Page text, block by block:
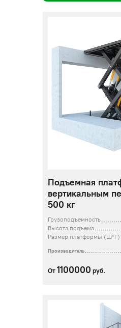
Подъемная
вертикальным
500 кг
Грузоподъемность
Высота подъема
Размер платформы (Ш*Г)
Производитель
От 1100000 руб.